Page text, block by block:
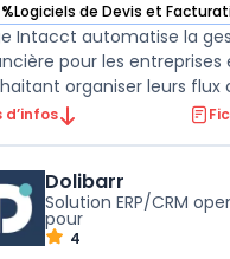
Logiciels de Devis et
Sage Intacct dans cette
Intacct automatise la
pour les entreprises
organiser leurs flux
leurs opérations. Ce
automatisée et la
entités, so ...
d’infos
Dolibarr
Solution ERP/CRM
pour
4